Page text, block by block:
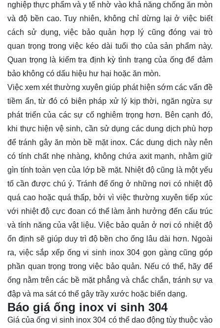
nghiệp thực phẩm và y tế nhờ vào khả năng chống ăn mòn
và độ bền cao. Tuy nhiên, không chỉ dừng lại ở việc biết
cách sử dụng, việc bảo quản hợp lý cũng đóng vai trò
quan trọng trong việc kéo dài tuổi thọ của sản phẩm này.
Quan trọng là kiểm tra định kỳ tình trạng của ống để đảm
bảo không có dấu hiệu hư hại hoặc ăn mòn.
Việc xem xét thường xuyên giúp phát hiện sớm các vấn đề
tiềm ẩn, từ đó có biện pháp xử lý kịp thời, ngăn ngừa sự
phát triển của các sự cố nghiêm trọng hơn. Bên cạnh đó,
khi thực hiện vệ sinh, cần sử dụng các dung dịch phù hợp
để tránh gây ăn mòn bề mặt inox. Các dung dịch này nên
có tính chất nhẹ nhàng, không chứa axit mạnh, nhằm giữ
gìn tính toàn vẹn của lớp bề mặt. Nhiệt độ cũng là một yếu
tố cần được chú ý. Tránh để ống ở những nơi có nhiệt độ
quá cao hoặc quá thấp, bởi vì việc thường xuyên tiếp xúc
với nhiệt độ cực đoan có thể làm ảnh hưởng đến cấu trúc
và tính năng của vật liệu. Việc bảo quản ở nơi có nhiệt độ
ổn định sẽ giúp duy trì độ bền cho ống lâu dài hơn. Ngoài
ra, việc sắp xếp ống vi sinh inox 304 gọn gàng cũng góp
phần quan trọng trong việc bảo quản. Nếu có thể, hãy để
ống nằm trên các bề mặt phẳng và chắc chắn, tránh sự va
đập và ma sát có thể gây trầy xước hoặc biến dạng.
Báo giá ống inox vi sinh 304
Giá của ống vi sinh inox 304 có thể dao động tùy thuộc vào